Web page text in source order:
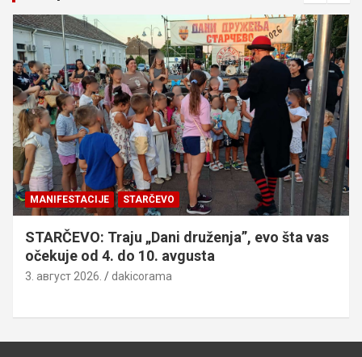
MANIFESTACIJE STARČEVO
STARČEVO: Traju „Dani druženja”, evo šta vas
očekuje od 4. do 10. avgusta
3. август 2026. dakicorama